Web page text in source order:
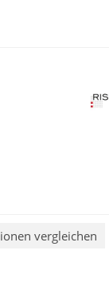
vergleichen